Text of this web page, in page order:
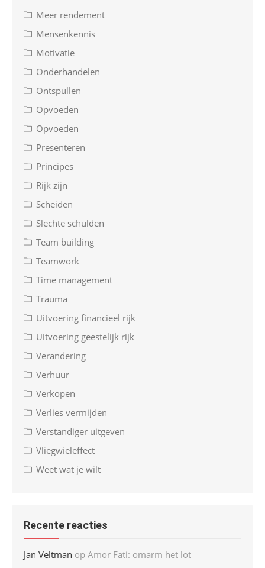
Meer rendement
Mensenkennis
Motivatie
Onderhandelen
Ontspullen
Opvoeden
Opvoeden
Presenteren
Principes
Rijk zijn
Scheiden
Slechte schulden
Team building
Teamwork
Time management
Trauma
Uitvoering financieel rijk
Uitvoering geestelijk rijk
Verandering
Verhuur
Verkopen
Verlies vermijden
Verstandiger uitgeven
Vliegwieleffect
Weet wat je wilt
Recente reacties
Jan Veltman op Amor Fati: omarm het lot